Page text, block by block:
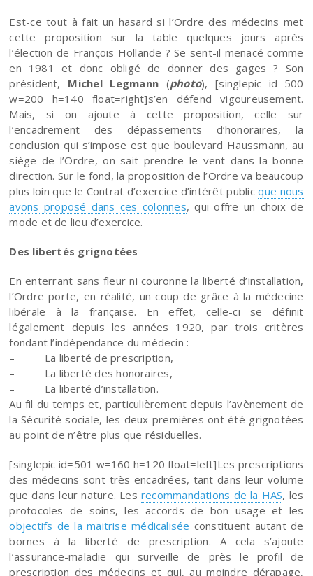
Est-ce tout à fait un hasard si l’Ordre des médecins met
cette proposition sur la table quelques jours après
l’élection de François Hollande ? Se sent-il menacé comme
en 1981 et donc obligé de donner des gages ? Son
président, Michel Legmann (photo), [singlepic id=500
w=200 h=140 float=right]s’en défend vigoureusement.
Mais, si on ajoute à cette proposition, celle sur
l’encadrement des dépassements d’honoraires, la
conclusion qui s’impose est que boulevard Haussmann, au
siège de l’Ordre, on sait prendre le vent dans la bonne
direction. Sur le fond, la proposition de l’Ordre va beaucoup
plus loin que le Contrat d’exercice d’intérêt publicque nous
avons proposé dans ces colonnes, qui offre un choix de
mode et de lieu d’exercice.
Des libertés grignotées
En enterrant sans fleur ni couronne la liberté d’installation,
l’Ordre porte, en réalité, un coup de grâce à la médecine
libérale à la française. En effet, celle-ci se définit
légalement depuis les années 1920, par trois critères
fondant l’indépendance du médecin :
– La liberté de prescription,
– La liberté des honoraires,
– La liberté d’installation.
Au fil du temps et, particulièrement depuis l’avènement de
la Sécurité sociale, les deux premières ont été grignotées
au point de n’être plus que résiduelles.
[singlepic id=501 w=160 h=120 float=left]Les prescriptions
des médecins sont très encadrées, tant dans leur volume
que dans leur nature. Lesrecommandations de la HAS, les
protocoles de soins, les accords de bon usage et les
objectifs de la maitrise médicalisée constituent autant de
bornes à la liberté de prescription. A cela s’ajoute
l’assurance-maladie qui surveille de près le profil de
prescription des médecins et qui, au moindre dérapage,